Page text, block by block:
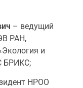
– ведущий
РАН,
и
БРИКС;
НРОО